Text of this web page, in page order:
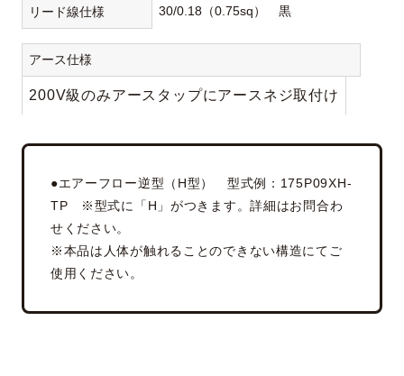
リード線仕様 30/0.18（0.75sq） 黒
アース仕様
200V級のみアースタップにアースネジ取付け
●エアーフロー逆型（H型） 型式例：175P09XH-
TP ※型式に「H」がつきます。詳細はお問合わ
せください。
※本品は人体が触れることのできない構造にてご
使用ください。